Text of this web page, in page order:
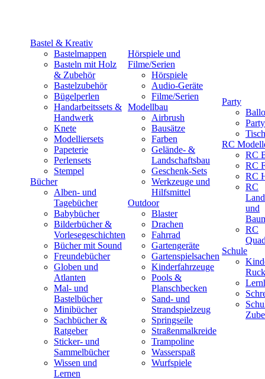
Bastel & Kreativ
Bastelmappen
Basteln mit Holz
& Zubehör
Bastelzubehör
Bügelperlen
Handarbeitssets &
Handwerk
Knete
Modelliersets
Papeterie
Perlensets
Stempel
Bücher
Alben- und
Tagebücher
Babybücher
Bilderbücher &
Vorlesegeschichten
Bücher mit Sound
Freundebücher
Globen und
Atlanten
Mal- und
Bastelbücher
Minibücher
Sachbücher &
Ratgeber
Sticker- und
Sammelbücher
Wissen und
Lernen
Hörspiele und
Filme/Serien
Hörspiele
Audio-Geräte
Filme/Serien
Modellbau
Airbrush
Bausätze
Farben
Gelände- &
Landschaftsbau
Geschenk-Sets
Werkzeuge und
Hilfsmittel
Outdoor
Blaster
Drachen
Fahrrad
Gartengeräte
Gartenspielsachen
Kinderfahrzeuge
Pools &
Planschbecken
Sand- und
Strandspielzeug
Springseile
Straßenmalkreide
Trampoline
Wasserspaß
Wurfspiele
Party
RC
RC
RC
RC
RC
und
RC
Schule